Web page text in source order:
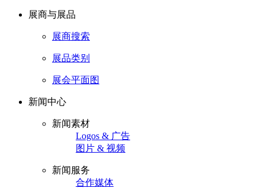
展商与展品
展商搜索
展品类别
展会平面图
新闻中心
新闻素材
Logos & 广告
图片 & 视频
新闻服务
合作媒体